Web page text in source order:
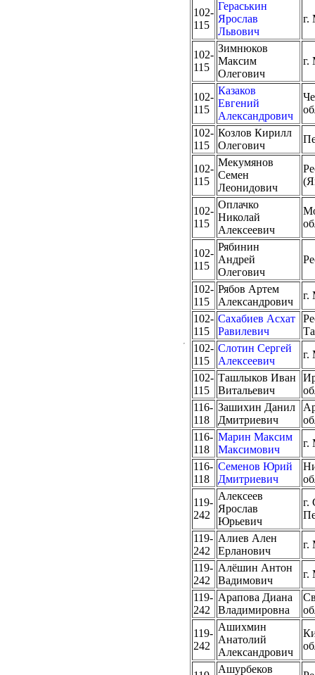
102-
115
Гераськин
Ярослав
Львович
г.
102-
115
Зимнюков
Максим
Олегович
г.
102-
115
Казаков
Евгений
Александрович
102-
115
Козлов Кирилл
Олегович
102-
115
Мекумянов
Семен
Леонидович
102-
115
Оплачко
Николай
Алексеевич
102-
115
Рябинин
Андрей
Олегович
102-
115
Рябов Артем
Александрович
г.
102-
115
Сахабиев Асхат
Равилевич
102-
115
Слотин Сергей
Алексеевич
г.
102-
115
Ташлыков Иван
Витальевич
116-
118
Зашихин Данил
Дмитриевич
116-
118
Марин Максим
Максимович
г.
116-
118
Семенов Юрий
Дмитриевич
119-
242
Алексеев
Ярослав
Юрьевич
г.
119-
242
Алиев Ален
Ерланович
г.
119-
242
Алёшин Антон
Вадимович
г.
119-
242
Арапова Диана
Владимировна
119-
242
Ашихмин
Анатолий
Александрович
Ашурбеков